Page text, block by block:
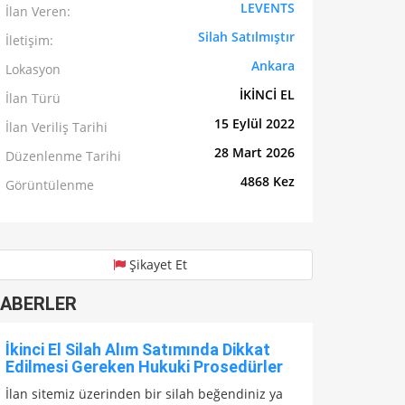
İlan Veren:
LEVENTS
İletişim:
Silah Satılmıştır
Lokasyon
Ankara
İlan Türü
İKİNCİ EL
İlan Veriliş Tarihi
15 Eylül 2022
Düzenlenme Tarihi
28 Mart 2026
Görüntülenme
4868 Kez
Şikayet Et
İkinci El Silah Alım Satımında Dikkat
Edilmesi Gereken Hukuki Prosedürler
İlan sitemiz üzerinden bir silah beğendiniz ya